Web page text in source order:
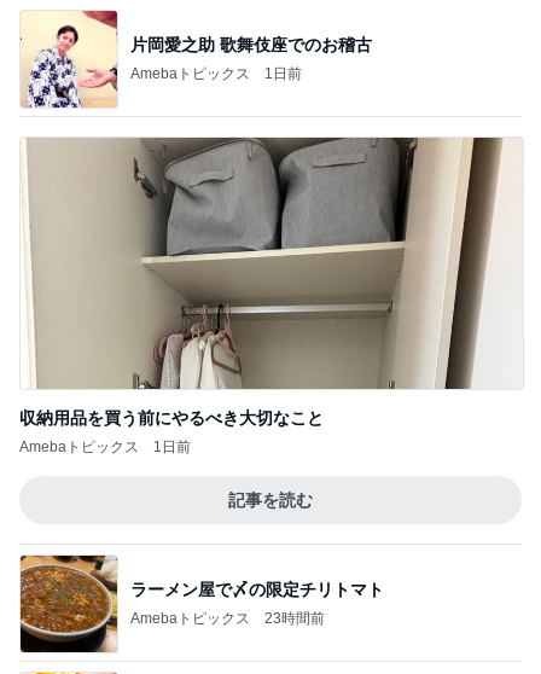
片岡愛之助 歌舞伎座でのお稽古
Amebaトピックス 1日前
収納用品を買う前にやるべき大切なこと
Amebaトピックス 1日前
記事を読む
ラーメン屋で〆の限定チリトマト
Amebaトピックス 23時間前